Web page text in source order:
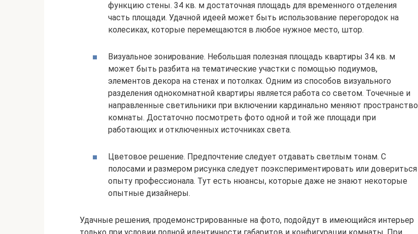
функцию стены. 34 кв. м достаточная площадь для временного отделения
часть площади. Удачной идеей может быть использование перегородок на
колесиках, которые перемещаются в любое нужное место, штор.
Визуальное зонирование. Небольшая полезная площадь квартиры 34 кв. м
может быть разбита на тематические участки с помощью подиумов,
элементов декора на стенах и потолках. Одним из способов визуального
разделения однокомнатной квартиры является работа со светом. Точечные и
направленные светильники при включении кардинально меняют пространство
комнаты. Достаточно посмотреть фото одной и той же площади при
работающих и отключенных источниках света.
Цветовое решение. Предпочтение следует отдавать светлым тонам. С
полосами и размером рисунка следует поэкспериментировать или довериться
опыту профессионала. Тут есть нюансы, которые даже не знают некоторые
опытные дизайнеры.
Удачные решения, продемонстрированные на фото, подойдут в имеющийся интерьер
только при условии полной идентичности габаритов и конфигурации комнаты. При